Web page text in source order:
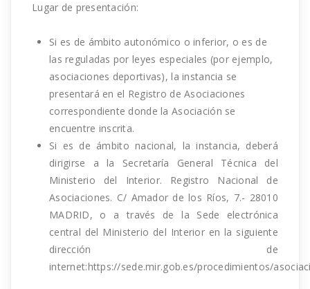
Lugar de presentación:
Si es de ámbito autonómico o inferior, o es de
las reguladas por leyes especiales (por ejemplo,
asociaciones deportivas), la instancia se
presentará en el Registro de Asociaciones
correspondiente donde la Asociación se
encuentre inscrita.
Si es de ámbito nacional, la instancia, deberá
dirigirse a la Secretaría General Técnica del
Ministerio del Interior. Registro Nacional de
Asociaciones. C/ Amador de los Ríos, 7.- 28010
MADRID, o a través de la Sede electrónica
central del Ministerio del Interior en la siguiente
dirección de
internet:https://sede.mir.gob.es/procedimientos/